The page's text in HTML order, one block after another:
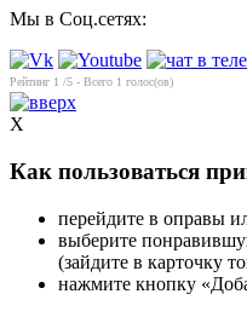
Мы в Соц.сетях:
Рейтинг 1 /5 - Всего 1 голос(ов)
X
Как пользоваться
перейдите в оправы
выберите
(зайдите в карточку
нажмите кнопку